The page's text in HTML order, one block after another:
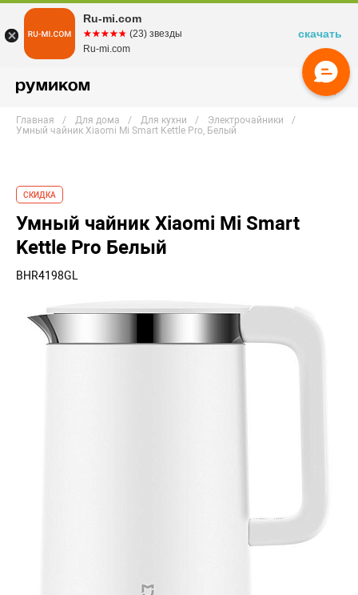
Главная Для дома Для кухни
Электрочайники
Умный чайник Xiaomi Mi Smart Kettle Pro, Белый
СКИДКА
Умный чайник Xiaomi Mi Smart
Kettle Pro Белый
BHR4198GL
Ru-mi.com
☆☆☆☆☆
★★★★★ (23) звезды
Ru-mi.com
скачать